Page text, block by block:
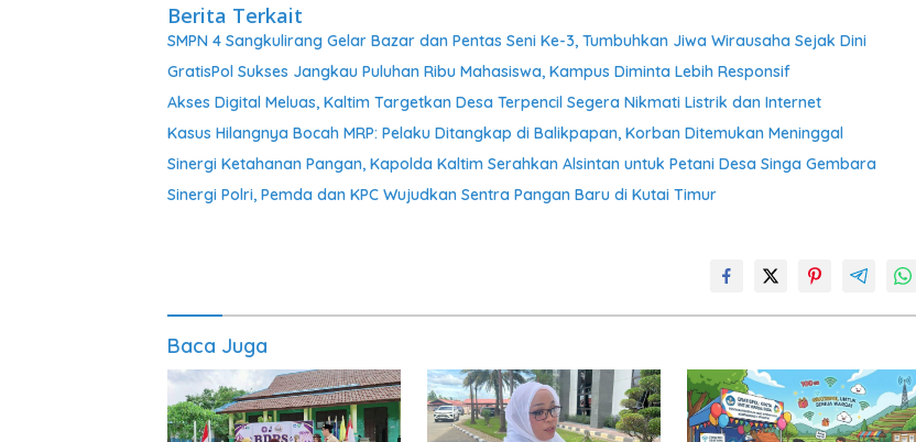
Berita Terkait
SMPN 4 Sangkulirang Gelar Bazar dan Pentas Seni Ke-3, Tumbuhkan Jiwa Wirausaha Sejak Dini
GratisPol Sukses Jangkau Puluhan Ribu Mahasiswa, Kampus Diminta Lebih Responsif
Akses Digital Meluas, Kaltim Targetkan Desa Terpencil Segera Nikmati Listrik dan Internet
Kasus Hilangnya Bocah MRP: Pelaku Ditangkap di Balikpapan, Korban Ditemukan Meninggal
Sinergi Ketahanan Pangan, Kapolda Kaltim Serahkan Alsintan untuk Petani Desa Singa Gembara
Sinergi Polri, Pemda dan KPC Wujudkan Sentra Pangan Baru di Kutai Timur
Baca Juga